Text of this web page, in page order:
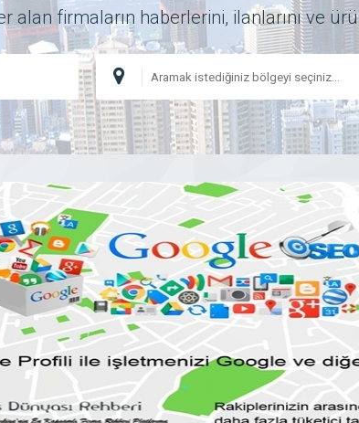
alan firmaların haberlerini, ilanlarını ve